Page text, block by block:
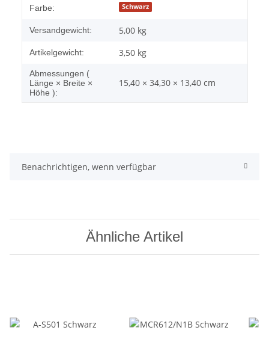
Produkteigenschaft
Wert
Farbe: Schwarz
Versandgewicht: 5,00 kg
Artikelgewicht: 3,50 kg
Abmessungen (
Länge × Breite ×
Höhe ):
15,40 × 34,30 × 13,40 cm
Benachrichtigen, wenn verfügbar
Ähnliche Artikel